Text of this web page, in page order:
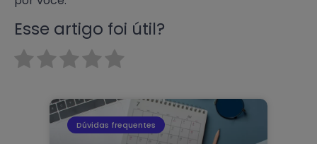
Esse artigo foi útil?
Dúvidas frequentes